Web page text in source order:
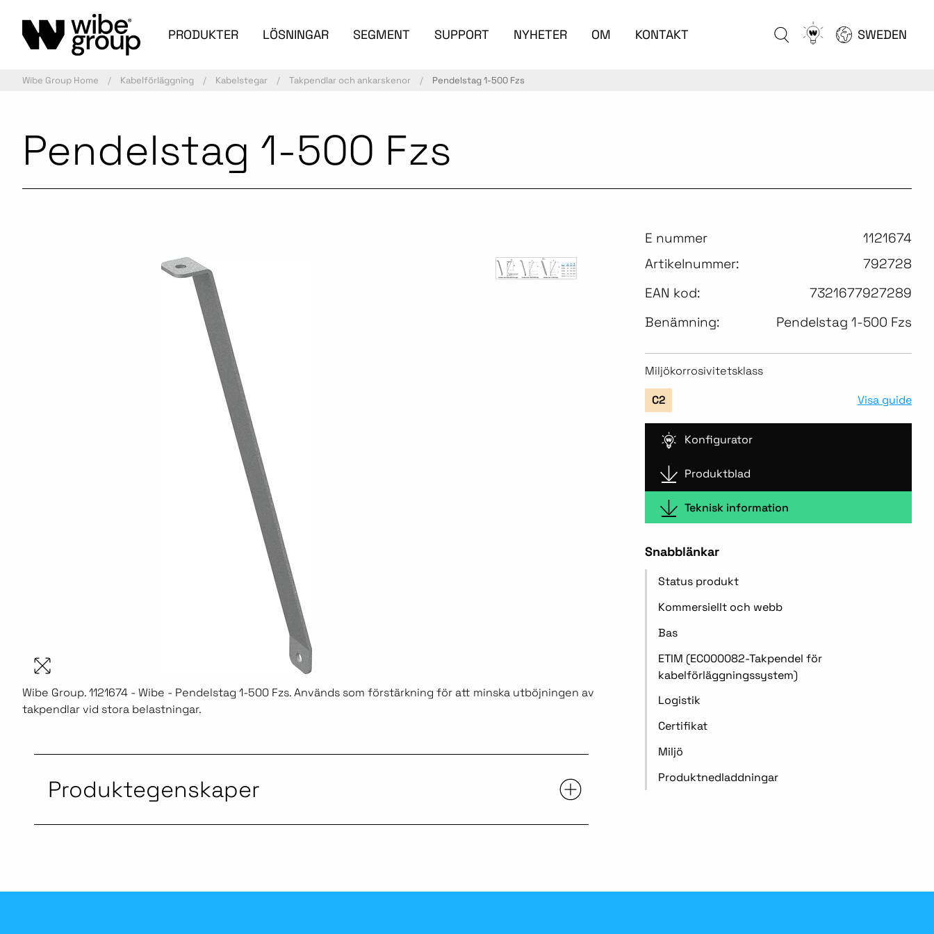
PRODUKTER LÖSNINGAR SEGMENT SUPPORT NYHETER OM KONTAKT
Go
to
SWEDEN
Wibe Group Home Kabelförläggning Kabelstegar Takpendlar och ankarskenor Pendelstag 1-500 Fzs
Pendelstag 1-500 Fzs
Wibe Group. 1121674 - Wibe - Pendelstag 1-500 Fzs. Används som förstärkning för att minska utböjningen av
takpendlar vid stora belastningar.
Produktegenskaper
E nummer
1121674
Artikelnummer:
792728
EAN kod:
7321677927289
Benämning:
Pendelstag 1-500 Fzs
Miljökorrosivitetsklass
C2 Visa guide
Konfigurator
Produktblad
Teknisk information
Snabblänkar
Status produkt
Kommersiellt och webb
Bas
ETIM (EC000082-Takpendel för
kabelförläggningssystem)
Logistik
Certifikat
Miljö
Produktnedladdningar